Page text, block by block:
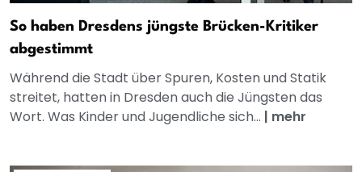
So haben Dresdens jüngste Brücken-Kritiker
abgestimmt
Während die Stadt über Spuren, Kosten und Statik
streitet, hatten in Dresden auch die Jüngsten das
Wort. Was Kinder und Jugendliche sich... | mehr